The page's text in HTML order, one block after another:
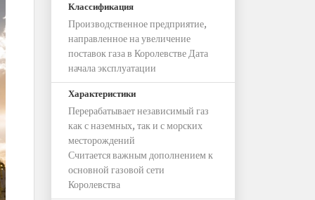
Классификация
Производственное предприятие,
направленное на увеличение
поставок газа в Королевстве Дата
начала эксплуатации
Характеристики
Перерабатывает независимый газ
как с наземных, так и с морских
месторождений
Считается важным дополнением к
основной газовой сети
Королевства